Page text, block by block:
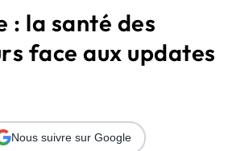
: la santé des
face aux updates
Nous suivre sur Google